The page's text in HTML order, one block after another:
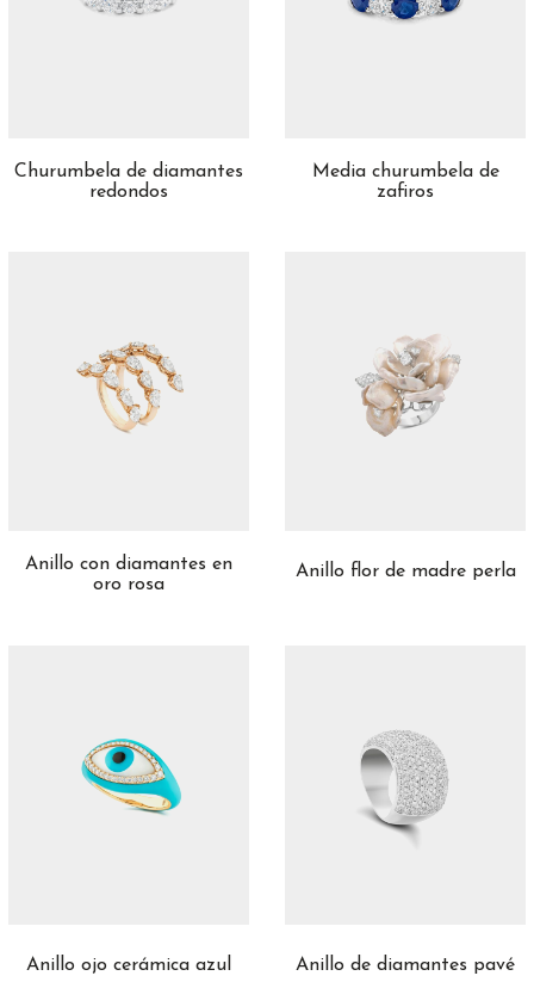
Churumbela de diamantes
redondos
Media churumbela de
zafiros
Anillo con diamantes en
oro rosa
Anillo flor de madre perla
Anillo ojo cerámica azul Anillo de diamantes pavé